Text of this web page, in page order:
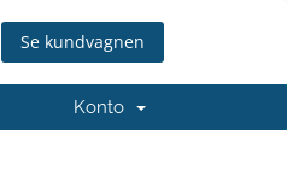
Se kundvagnen
Konto